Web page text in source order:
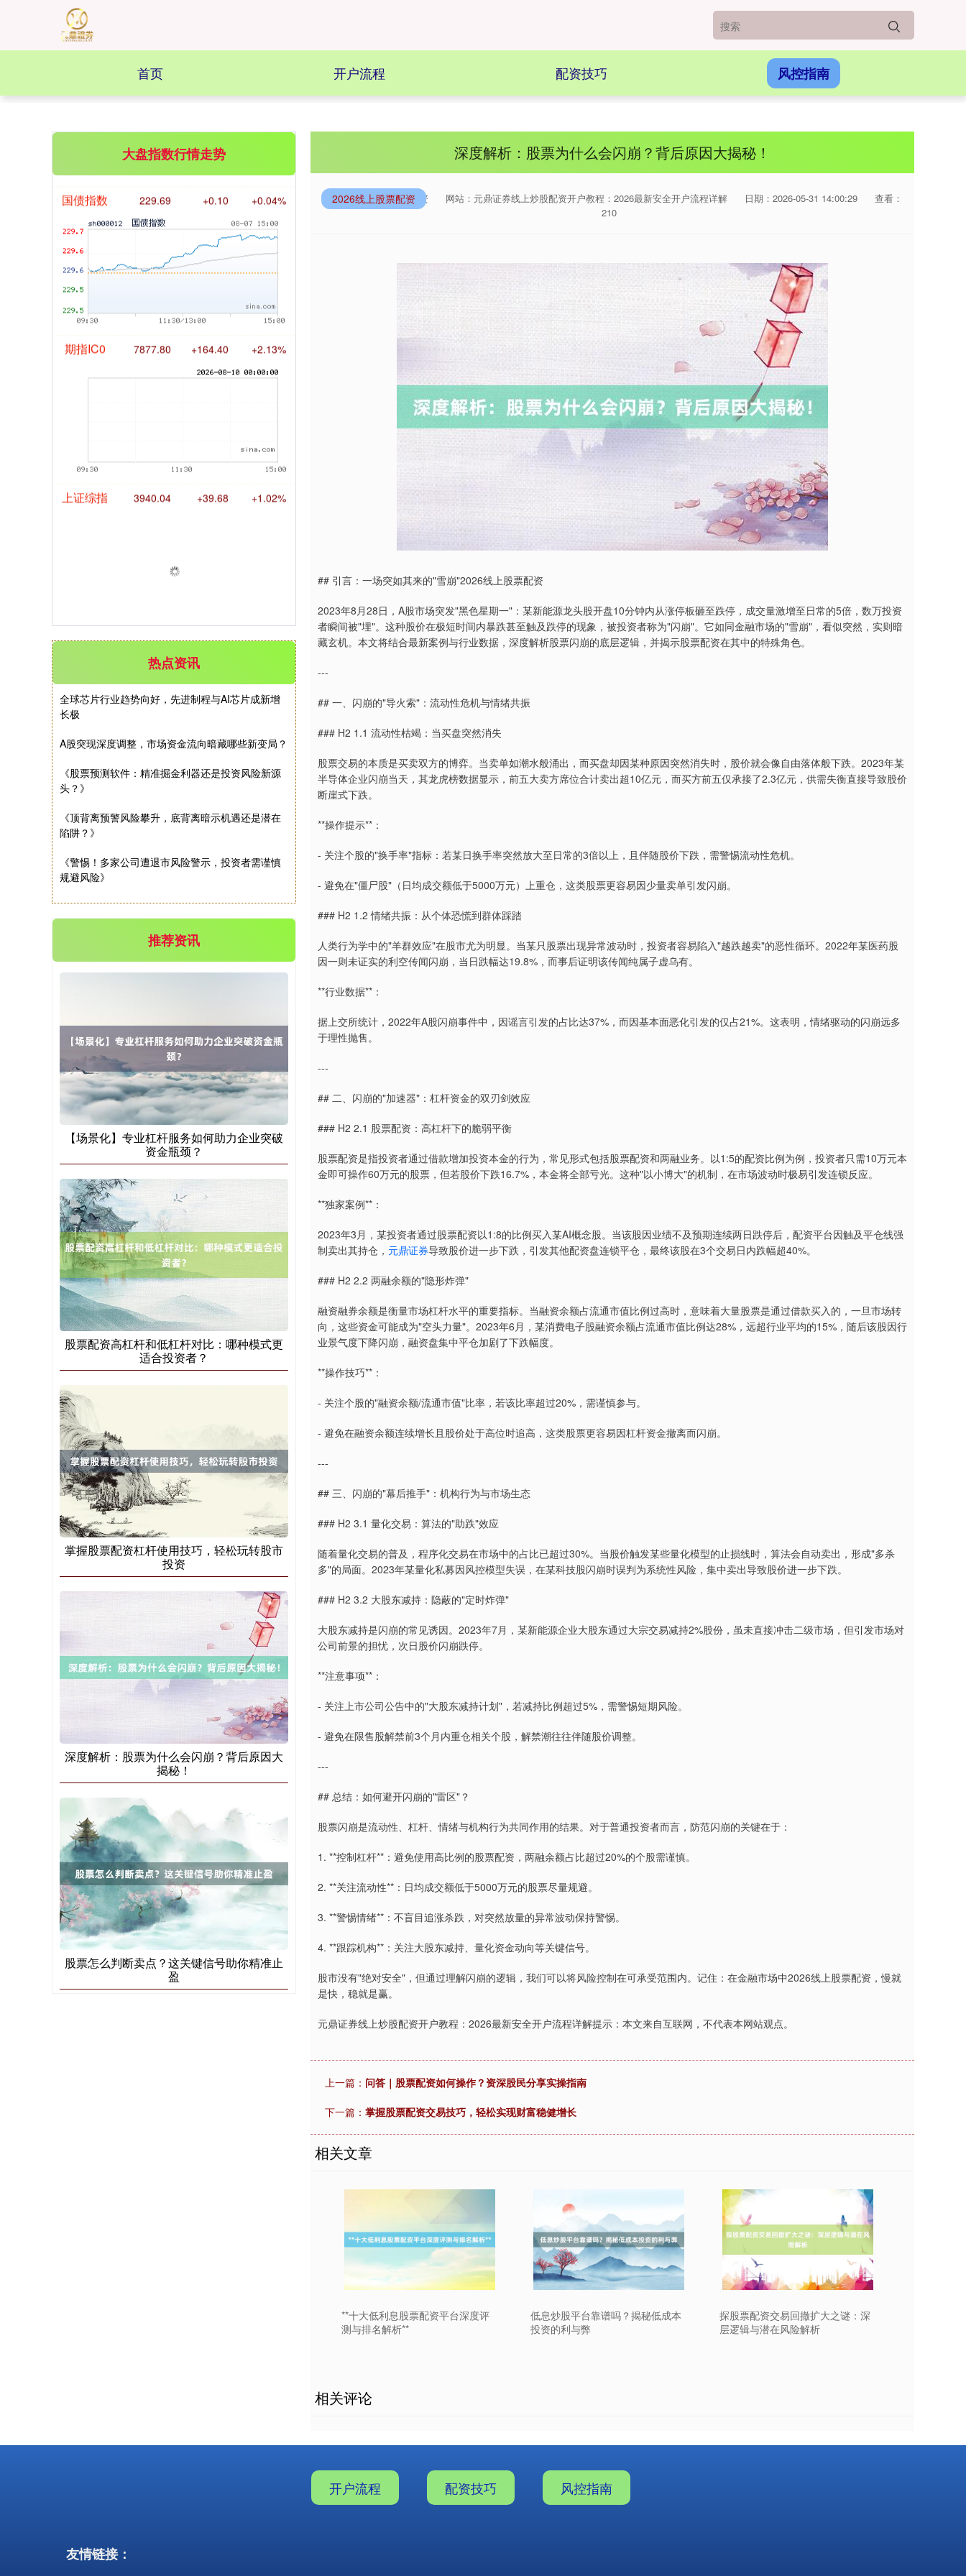
首页 开户流程 配资技巧 风控指南
深度解析：股票为什么会闪崩？背后原因大揭秘！
2026线上股票配资
来源：正规实盘配资 网站：元鼎证券线上炒股配资开户教程：2026最新安全开户流程详解 日期：2026-05-31 14:00:29
查看：
210
## 引言：一场突如其来的"雪崩"2026线上股票配资
2023年8月28日，A股市场突发"黑色星期一"：某新能源龙头股开盘10分钟内从涨停板砸至跌停，成交量激增至日常的5倍，数万投资
者瞬间被"埋"。这种股价在极短时间内暴跌甚至触及跌停的现象，被投资者称为"闪崩"。它如同金融市场的"雪崩"，看似突然，实则暗
藏玄机。本文将结合最新案例与行业数据，深度解析股票闪崩的底层逻辑，并揭示股票配资在其中的特殊角色。
---
## 一、闪崩的"导火索"：流动性危机与情绪共振
### H2 1.1 流动性枯竭：当买盘突然消失
股票交易的本质是买卖双方的博弈。当卖单如潮水般涌出，而买盘却因某种原因突然消失时，股价就会像自由落体般下跌。2023年某
半导体企业闪崩当天，其龙虎榜数据显示，前五大卖方席位合计卖出超10亿元，而买方前五仅承接了2.3亿元，供需失衡直接导致股价
断崖式下跌。
**操作提示**：
- 关注个股的"换手率"指标：若某日换手率突然放大至日常的3倍以上，且伴随股价下跌，需警惕流动性危机。
- 避免在"僵尸股"（日均成交额低于5000万元）上重仓，这类股票更容易因少量卖单引发闪崩。
### H2 1.2 情绪共振：从个体恐慌到群体踩踏
人类行为学中的"羊群效应"在股市尤为明显。当某只股票出现异常波动时，投资者容易陷入"越跌越卖"的恶性循环。2022年某医药股
因一则未证实的利空传闻闪崩，当日跌幅达19.8%，而事后证明该传闻纯属子虚乌有。
**行业数据**：
据上交所统计，2022年A股闪崩事件中，因谣言引发的占比达37%，而因基本面恶化引发的仅占21%。这表明，情绪驱动的闪崩远多
于理性抛售。
---
## 二、闪崩的"加速器"：杠杆资金的双刃剑效应
### H2 2.1 股票配资：高杠杆下的脆弱平衡
股票配资是指投资者通过借款增加投资本金的行为，常见形式包括股票配资和两融业务。以1:5的配资比例为例，投资者只需10万元本
金即可操作60万元的股票，但若股价下跌16.7%，本金将全部亏光。这种"以小博大"的机制，在市场波动时极易引发连锁反应。
**独家案例**：
2023年3月，某投资者通过股票配资以1:8的比例买入某AI概念股。当该股因业绩不及预期连续两日跌停后，配资平台因触及平仓线强
制卖出其持仓， 元鼎证券导致股价进一步下跌，引发其他配资盘连锁平仓，最终该股在3个交易日内跌幅超40%。
### H2 2.2 两融余额的"隐形炸弹"
融资融券余额是衡量市场杠杆水平的重要指标。当融资余额占流通市值比例过高时，意味着大量股票是通过借款买入的，一旦市场转
向，这些资金可能成为"空头力量"。2023年6月，某消费电子股融资余额占流通市值比例达28%，远超行业平均的15%，随后该股因行
业景气度下降闪崩，融资盘集中平仓加剧了下跌幅度。
**操作技巧**：
- 关注个股的"融资余额/流通市值"比率，若该比率超过20%，需谨慎参与。
- 避免在融资余额连续增长且股价处于高位时追高，这类股票更容易因杠杆资金撤离而闪崩。
---
## 三、闪崩的"幕后推手"：机构行为与市场生态
### H2 3.1 量化交易：算法的"助跌"效应
随着量化交易的普及，程序化交易在市场中的占比已超过30%。当股价触发某些量化模型的止损线时，算法会自动卖出，形成"多杀
多"的局面。2023年某量化私募因风控模型失误，在某科技股闪崩时误判为系统性风险，集中卖出导致股价进一步下跌。
### H2 3.2 大股东减持：隐蔽的"定时炸弹"
大股东减持是闪崩的常见诱因。2023年7月，某新能源企业大股东通过大宗交易减持2%股份，虽未直接冲击二级市场，但引发市场对
公司前景的担忧，次日股价闪崩跌停。
**注意事项**：
- 关注上市公司公告中的"大股东减持计划"，若减持比例超过5%，需警惕短期风险。
- 避免在限售股解禁前3个月内重仓相关个股，解禁潮往往伴随股价调整。
---
## 总结：如何避开闪崩的"雷区"？
股票闪崩是流动性、杠杆、情绪与机构行为共同作用的结果。对于普通投资者而言，防范闪崩的关键在于：
1. **控制杠杆**：避免使用高比例的股票配资，两融余额占比超过20%的个股需谨慎。
2. **关注流动性**：日均成交额低于5000万元的股票尽量规避。
3. **警惕情绪**：不盲目追涨杀跌，对突然放量的异常波动保持警惕。
4. **跟踪机构**：关注大股东减持、量化资金动向等关键信号。
股市没有"绝对安全"，但通过理解闪崩的逻辑，我们可以将风险控制在可承受范围内。记住：在金融市场中2026线上股票配资，慢就
是快，稳就是赢。
元鼎证券线上炒股配资开户教程：2026最新安全开户流程详解提示：本文来自互联网，不代表本网站观点。
上一篇： 问答｜股票配资如何操作？资深股民分享实操指南
下一篇： 掌握股票配资交易技巧，轻松实现财富稳健增长
相关文章
**十大低利息股票配资平台深度评
测与排名解析**
低息炒股平台靠谱吗？揭秘低成本
投资的利与弊
探股票配资交易回撤扩大之谜：深
层逻辑与潜在风险解析
相关评论
大盘指数行情走势
国债指数 +0.10 +0.04%
深证成指 14311.01 +200.89 +1.42%
沪深300
创业板指 3563.12 +47.56 +1.35%
基金指数 7242.10 +12.30 +0.17%
国债指数
期指IC0 7877.80 +164.40 +2.13%
热点资讯
全球芯片行业趋势向好，先进制程与AI芯片成新增
长极
A股突现深度调整，市场资金流向暗藏哪些新变局？
《股票预测软件：精准掘金利器还是投资风险新源
头？》
《顶背离预警风险攀升，底背离暗示机遇还是潜在
陷阱？》
《警惕！多家公司遭退市风险警示，投资者需谨慎
规避风险》
推荐资讯
【场景化】专业杠杆服务如何助力企业突破
资金瓶颈？
股票配资高杠杆和低杠杆对比：哪种模式更
适合投资者？
掌握股票配资杠杆使用技巧，轻松玩转股市
投资
深度解析：股票为什么会闪崩？背后原因大
揭秘！
股票怎么判断卖点？这关键信号助你精准止
盈
开户流程 配资技巧 风控指南
友情链接：